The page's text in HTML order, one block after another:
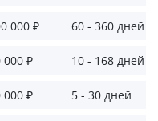
000 ₽ 60 - 360 дней
000 ₽ 10 - 168 дней
000 ₽ 5 - 30 дней